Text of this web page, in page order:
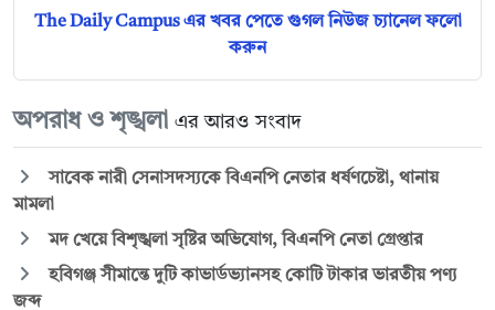
The Daily Campus এর খবর পেতে গুগল নিউজ চ্যানেল ফলো
করুন
অপরাধ ও শৃঙ্খলা এর আরও সংবাদ
সাবেক নারী সেনাসদস্যকে বিএনপি নেতার ধর্ষণচেষ্টা, থানায়
মামলা
মদ খেয়ে বিশৃঙ্খলা সৃষ্টির অভিযোগ, বিএনপি নেতা গ্রেপ্তার
হবিগঞ্জ সীমান্তে দুটি কাভার্ডভ্যানসহ কোটি টাকার ভারতীয় পণ্য
জব্দ